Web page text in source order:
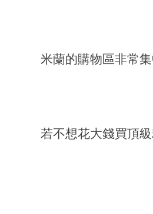
米蘭的購物區非常
若不想花大錢買頂